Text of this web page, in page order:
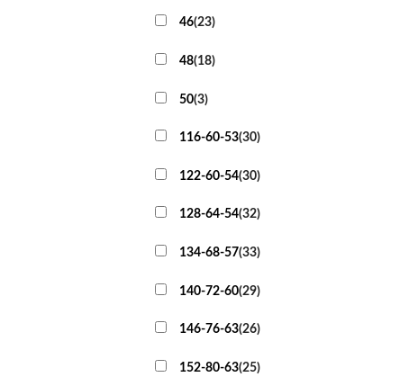
46(23)
48(18)
50(3)
116-60-53(30)
122-60-54(30)
128-64-54(32)
134-68-57(33)
140-72-60(29)
146-76-63(26)
152-80-63(25)